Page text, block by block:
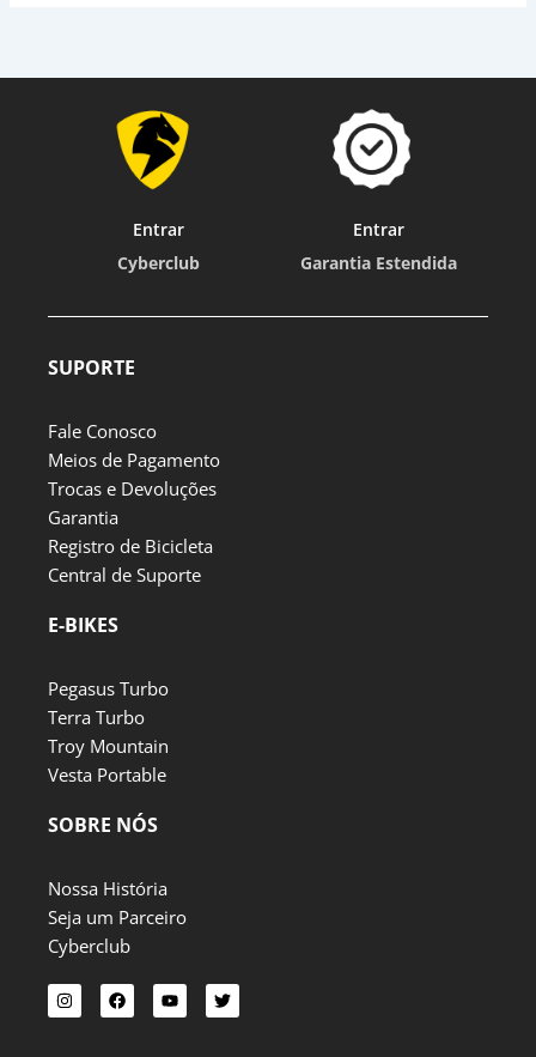
Entrar
Cyberclub
Entrar
Garantia Estendida
SUPORTE
Fale Conosco
Meios de Pagamento
Trocas e Devoluções
Garantia
Registro de Bicicleta
Central de Suporte
E-BIKES
Pegasus Turbo
Terra Turbo
Troy Mountain
Vesta Portable
SOBRE NÓS
Nossa História
Seja um Parceiro
Cyberclub
n
s
t
a
c
e
o
u
t
w
i
t